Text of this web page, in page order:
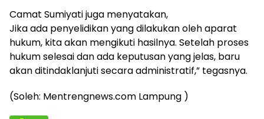
Camat Sumiyati juga menyatakan,
Jika ada penyelidikan yang dilakukan oleh aparat
hukum, kita akan mengikuti hasilnya. Setelah proses
hukum selesai dan ada keputusan yang jelas, baru
akan ditindaklanjuti secara administratif,” tegasnya.
(Soleh: Mentrengnews.com Lampung )